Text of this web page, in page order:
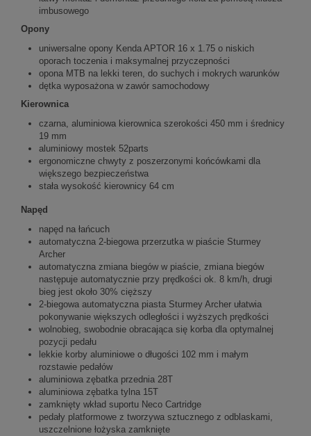
imbusowego
Opony
uniwersalne opony Kenda APTOR 16 x 1.75 o niskich
oporach toczenia i maksymalnej przyczepności
opona MTB na lekki teren, do suchych i mokrych warunków
dętka wyposażona w zawór samochodowy
Kierownica
czarna, aluminiowa kierownica szerokości 450 mm i średnicy
19 mm
aluminiowy mostek 52parts
ergonomiczne chwyty z poszerzonymi końcówkami dla
większego bezpieczeństwa
stała wysokość kierownicy 64 cm
Napęd
napęd na łańcuch
automatyczna 2-biegowa przerzutka w piaście Sturmey
Archer
automatyczna zmiana biegów w piaście, zmiana biegów
następuje automatycznie przy prędkości ok. 8 km/h, drugi
bieg jest około 30% cięższy
2-biegowa automatyczna piasta Sturmey Archer ułatwia
pokonywanie większych odległości i wyższych prędkości
wolnobieg, swobodnie obracająca się korba dla optymalnej
pozycji pedału
lekkie korby aluminiowe o długości 102 mm i małym
rozstawie pedałów
aluminiowa zębatka przednia 28T
aluminiowa zębatka tylna 15T
zamknięty wkład suportu Neco Cartridge
pedały platformowe z tworzywa sztucznego z odblaskami,
uszczelnione łożyska zamknięte